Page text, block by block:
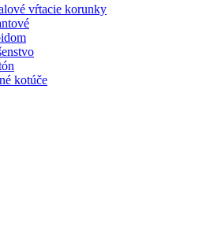
vŕtacie korunky
kotúče